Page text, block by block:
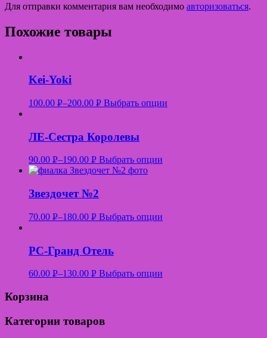
Для отправки комментария вам необходимо авторизоваться.
Похожие товары
Kei-Yoki
100.00 Р–200.00 Р Выбрать опции
ЛЕ-Сестра Королевы
90.00 Р
УБ.
–190.00 Р
УБ.
Выбрать опции
Звездочет №2
70.00 Р–180.00 Р Выбрать опции
РС-Гранд Отель
60.00 Р–130.00 Р Выбрать опции
Корзина
Категории товаров